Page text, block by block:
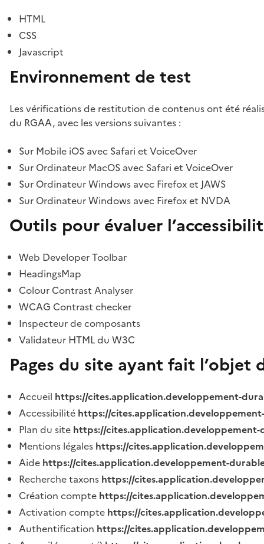
HTML
CSS
Javascript
Environnement de test
Les vérifications de restitution de contenus ont été
du RGAA, avec les versions suivantes :
Sur Mobile iOS avec Safari et VoiceOver
Sur Ordinateur MacOS avec Safari et VoiceOver
Sur Ordinateur Windows avec Firefox et JAWS
Sur Ordinateur Windows avec Firefox et NVDA
Outils pour évaluer
Web Developer Toolbar
HeadingsMap
Colour Contrast Analyser
WCAG Contrast checker
Inspecteur de composants
Validateur HTML du W3C
Pages du site ayant fait
Accueil https://cites.application.developpement-
Accessibilité https://
Plan du site https://
Mentions légales https://
Aide https://cites.application.developpement-
Recherche taxons https://
Création compte https://
Activation compte https://
Authentification https://